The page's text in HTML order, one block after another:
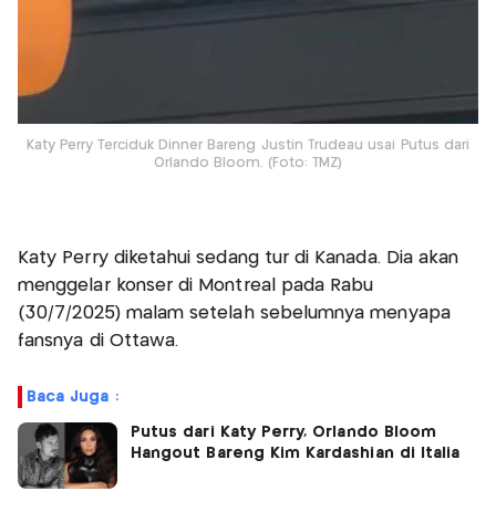
Katy Perry Terciduk Dinner Bareng Justin Trudeau usai Putus dari
Orlando Bloom. (Foto: TMZ)
Katy Perry diketahui sedang tur di Kanada. Dia akan
menggelar konser di Montreal pada Rabu
(30/7/2025) malam setelah sebelumnya menyapa
fansnya di Ottawa.
Baca Juga :
Putus dari Katy Perry, Orlando Bloom
Hangout Bareng Kim Kardashian di Italia